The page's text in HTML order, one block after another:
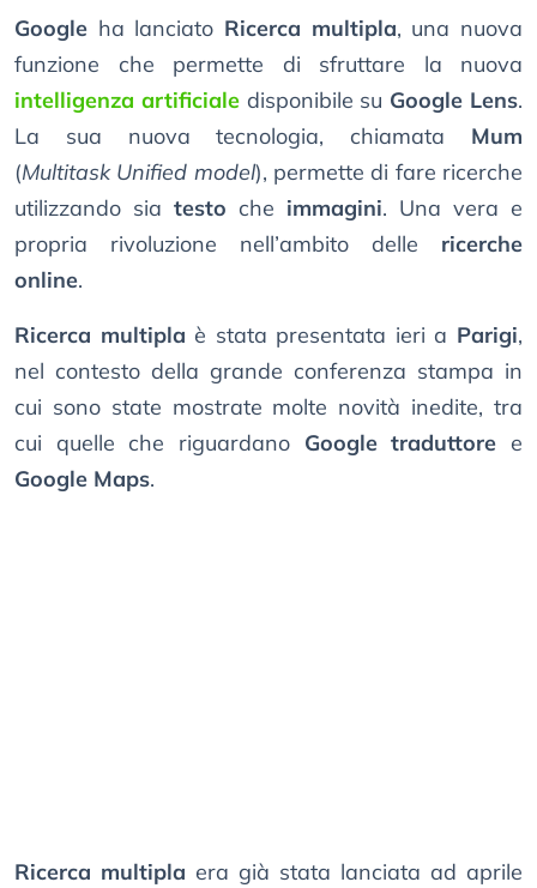
Google ha lanciato Ricerca multipla, una nuova
funzione che permette di sfruttare la nuova
intelligenza artificialedisponibile su Google Lens.
La sua nuova tecnologia, chiamata Mum
(Multitask Unified model), permette di fare ricerche
utilizzando sia testo che immagini. Una vera e
propria rivoluzione nell’ambito delle ricerche
online.
Ricerca multipla è stata presentata ieri a Parigi,
nel contesto della grande conferenza stampa in
cui sono state mostrate molte novità inedite, tra
cui quelle che riguardano Google traduttore e
Google Maps.
Ricerca multipla era già stata lanciata ad aprile